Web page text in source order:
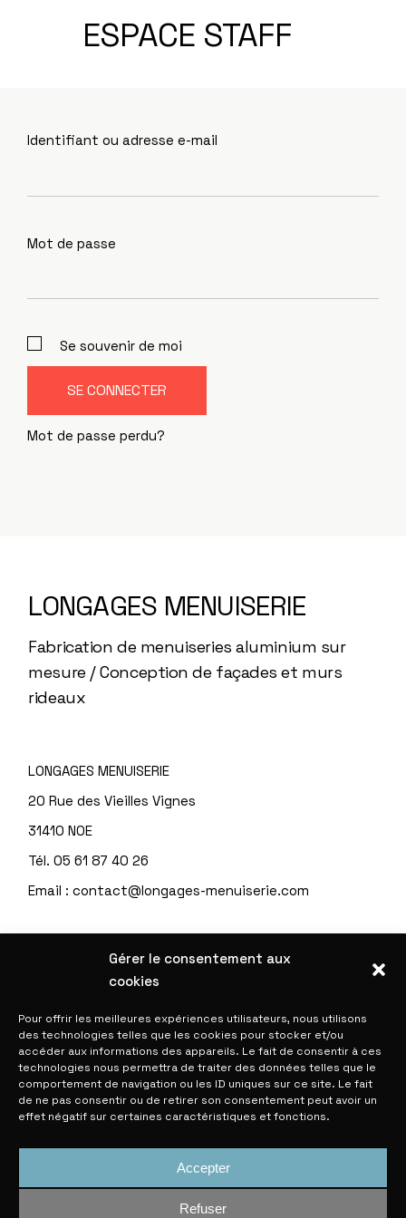
Gérer le consentement aux
cookies
Pour offrir les meilleures expériences utilisateurs, nous utilisons
des technologies telles que les cookies pour stocker et/ou
accéder aux informations des appareils. Le fait de consentir à ces
technologies nous permettra de traiter des données telles que le
comportement de navigation ou les ID uniques sur ce site. Le fait
de ne pas consentir ou de retirer son consentement peut avoir un
effet négatif sur certaines caractéristiques et fonctions.
Accepter
Refuser
ESPACE STAFF
Identifiant ou adresse e-mail
Mot de passe
Se souvenir de moi
Mot de passe perdu?
LONGAGES MENUISERIE
Fabrication de menuiseries aluminium sur
mesure / Conception de façades et murs
rideaux
LONGAGES MENUISERIE
20 Rue des Vieilles Vignes
31410 NOE
Tél.05 61 87 40 26
Email :contact@longages-menuiserie.com
INFORMATIONS UTILES
Politique de confidentialité
Politique de cookies (UE)
Mentions légales et Crédits
Espace STAFF